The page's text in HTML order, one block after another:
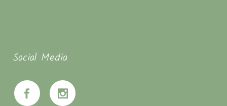
Social Media